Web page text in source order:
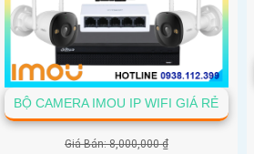
BỘ CAMERA IMOU IP WIFI GIÁ RẺ
Giá Bán: 8,000,000 ₫